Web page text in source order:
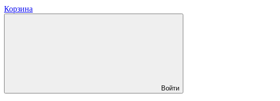
Корзина
Войти